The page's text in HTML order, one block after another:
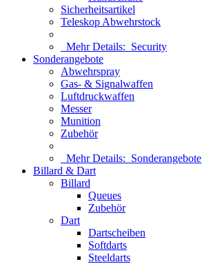
Sicherheitsartikel
Teleskop Abwehrstock
Mehr Details: Security
Sonderangebote
Abwehrspray
Gas- & Signalwaffen
Luftdruckwaffen
Messer
Munition
Zubehör
Mehr Details: Sonderangebote
Billard & Dart
Billard
Queues
Zubehör
Dart
Dartscheiben
Softdarts
Steeldarts